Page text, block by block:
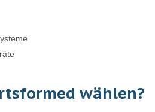
wählen?